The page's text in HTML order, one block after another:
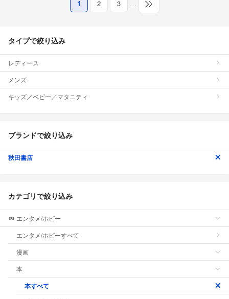
1 2 3 …
タイプで絞り込み
レディース
メンズ
キッズ／ベビー／マタニティ
ブランドで絞り込み
秋田書店
カテゴリで絞り込み
エンタメ/ホビー
エンタメ/ホビーすべて
漫画
本
本すべて